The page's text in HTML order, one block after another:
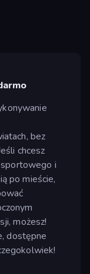
bez
chcesz
i
po mieście,
możesz!
dostępne